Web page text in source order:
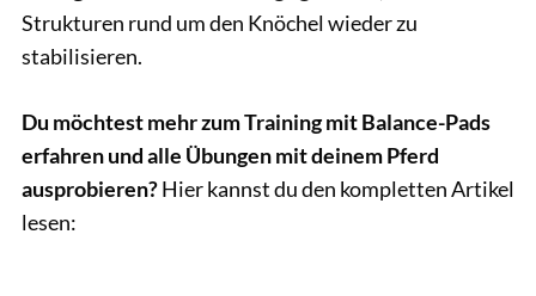
Strukturen rund um den Knöchel wieder zu
stabilisieren.
Du möchtest mehr zum Training mit Balance-Pads
erfahren und alle Übungen mit deinem Pferd
ausprobieren?Hier kannst du den kompletten Artikel
lesen: